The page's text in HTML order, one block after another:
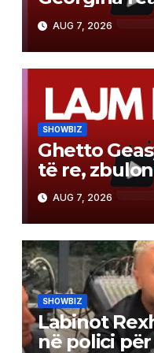
mesazh të
AUG 7, 2026
SHOWBIZ
Ghetto
të re,
publikimit
AUG 7, 2026
SHOWBIZ
Labinot
në polici